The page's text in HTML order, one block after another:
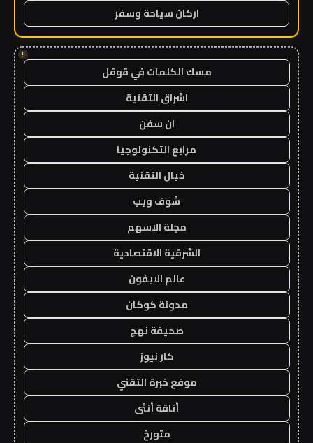
اركان سياحة وسفر
!
مسك الكلمات في قوقل
اشراق التقنية
ان سفن
مرابع التكنولوجيا
خيال التقنية
شوف ويب
مجلة الاسهم
الشرقية الاقتصادية
عالم الايفون
مدونة كوكان
صحيفة نهج
كار نيوز
موقع خبرة التقني
أناقة أنثى
متورخ